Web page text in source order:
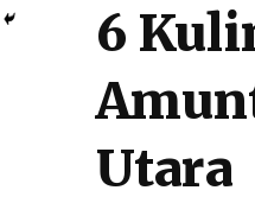
6
Utara